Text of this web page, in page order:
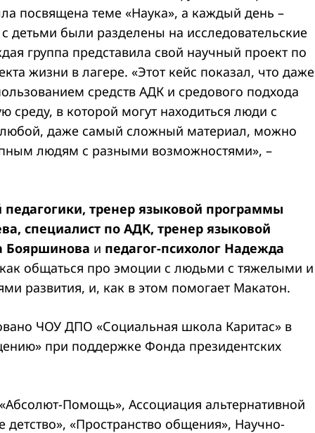
посвящена теме «Наука», а каждый день –
детьми были разделены на исследовательские
группа представила свой научный проект по
жизни в лагере. «Этот кейс показал, что даже
средств АДК и средового подхода
среду, в которой могут находиться люди с
даже самый сложный материал, можно
людям с разными возможностями», –
тренер языковой программы
специалист по АДК, тренер языковой
Бояршинова и педагог-психолог Надежда
общаться про эмоции с людьми с тяжелыми и
развития, и, как в этом помогает Макатон.
ЧОУ ДПО «Социальная школа Каритас» в
при поддержке Фонда президентских
Помощь», Ассоциация альтернативной
«Пространство общения», Научно-